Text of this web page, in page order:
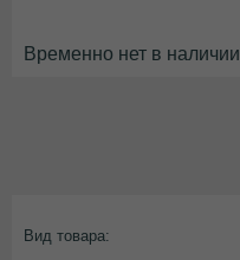
Временно нет в наличии
Вид товара: